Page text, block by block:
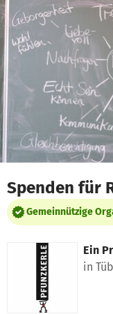
Zum Hauptinhalt
Erklärung zur
Spenden für
Gemeinnützige
Ein
in